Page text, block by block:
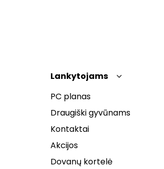
Lankytojams
PC planas
Draugiški gyvūnams
Kontaktai
Akcijos
Dovanų kortelė